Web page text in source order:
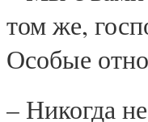
том же,
Особые
– Никогда